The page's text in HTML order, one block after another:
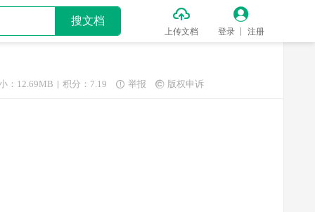
搜文档 
上传文档

登录 注册
：12.69MB 积分：7.19  举报  版权申诉